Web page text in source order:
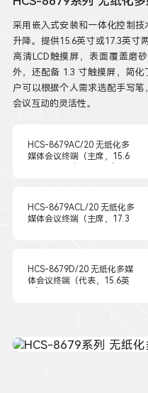
采用嵌入式安装和一体化控制
升降。提供15.6英寸或17.3英寸
高清LCD触摸屏，表面覆盖磨
外，还配备 1.3 寸触摸屏，简化
户可以根据个人需求选配手写
会议互动的灵活性。
HCS-8679AC/20 无纸化多
媒体会议终端（主席，15.6
HCS-8679ACL/20 无纸化多
媒体会议终端（主席，17.3
HCS-8679D/20 无纸化多媒
体会议终端（代表，15.6英